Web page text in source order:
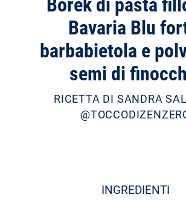
Bavaria Blu
barbabietola e
semi di
RICETTA DI SANDRA
INGREDIENTI